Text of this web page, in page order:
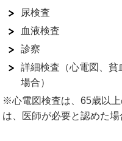
尿検査
血液検査
診察
詳細検査（心電図、貧
場合）
※心電図検査は、65歳以
は、医師が必要と認めた